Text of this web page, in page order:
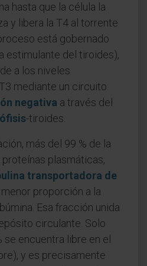
hasta que la célula la
y libera la T4 al torrente
está gobernado
estimulante del tiroides),
a los niveles
mediante un circuito
negativa a través del
-tiroides.
más del 99 % de la
plasmáticas,
transportadora de
menor proporción a la
Esa fracción unida
circulante. Solo
se encuentra libre en el
y es precisamente